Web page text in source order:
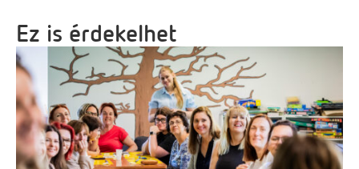
Ez is érdekelhet